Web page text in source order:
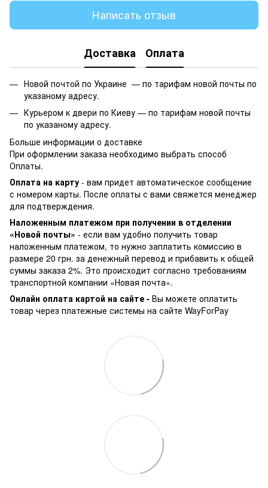
Написать отзыв
Доставка Оплата
Новой почтой по Украине — по тарифам новой почты по
указаному адресу.
Курьером к двери по Киеву — по тарифам новой почты
по указаному адресу.
Больше информации о доставке
При оформлении заказа необходимо выбрать способ
Оплаты.
Оплата на карту - вам придет автоматическое сообщение
с номером карты. После оплаты с вами свяжется менеджер
для подтверждения.
Наложенным платежом при получении в отделении
«Новой почты» - если вам удобно получить товар
наложенным платежом, то нужно заплатить комиссию в
размере 20 грн. за денежный перевод и прибавить к общей
суммы заказа 2%. Это происходит согласно требованиям
транспортной компании «Новая почта».
Онлайн оплата картой на сайте - Вы можете оплатить
товар через платежные системы на сайте WayForPay